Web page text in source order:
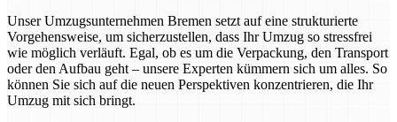
Unser Umzugsunternehmen Bremen setzt auf eine strukturierte
Vorgehensweise, um sicherzustellen, dass Ihr Umzug so stressfrei
wie möglich verläuft. Egal, ob es um die Verpackung, den Transport
oder den Aufbau geht – unsere Experten kümmern sich um alles. So
können Sie sich auf die neuen Perspektiven konzentrieren, die Ihr
Umzug mit sich bringt.